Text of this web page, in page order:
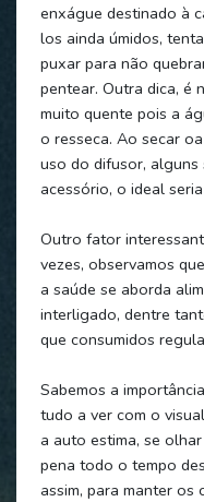
enxágue destinado à
los ainda úmidos,
puxar para não
pentear. Outra dica, é
muito quente pois a
o resseca. Ao secar
uso do difusor, alguns
acessório, o ideal
Outro fator
vezes, observamos
a saúde se aborda
interligado, dentre
que consumidos
Sabemos a
tudo a ver com o
a auto estima, se
pena todo o tempo
assim, para manter os